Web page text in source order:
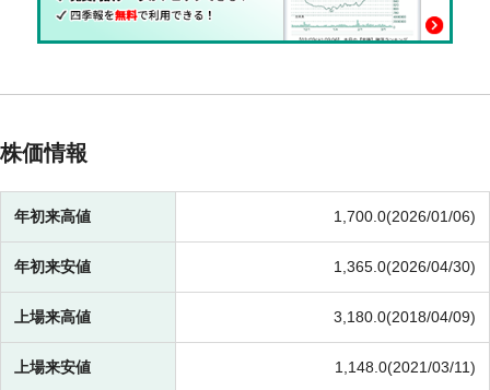
株価情報
年初来高値 1,700.0(2026/01/06)
年初来安値 1,365.0(2026/04/30)
上場来高値 3,180.0(2018/04/09)
上場来安値 1,148.0(2021/03/11)